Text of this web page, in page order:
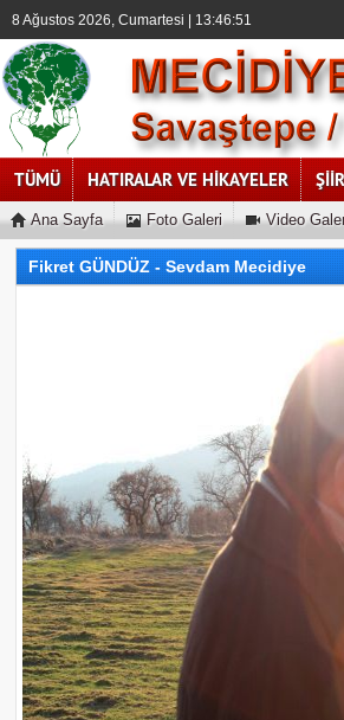
8 Ağustos 2026, Cumartesi | 13:46:52
TÜMÜ HATIRALAR VE HİKAYELER
Ana Sayfa Foto Galeri Video
Fikret GÜNDÜZ - Sevdam Mecidiye